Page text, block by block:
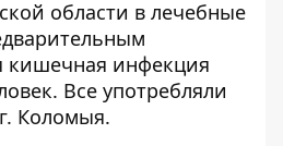
области в лечебные
кишечная инфекция
Все употребляли
Коломыя.